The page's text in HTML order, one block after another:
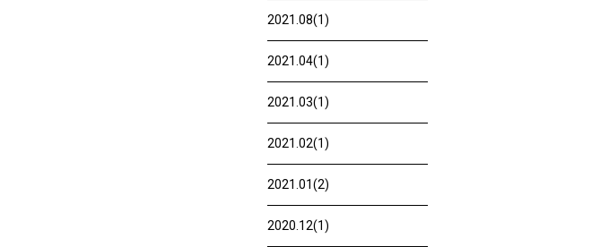
2021.08(1)
2021.04(1)
2021.03(1)
2021.02(1)
2021.01(2)
2020.12(1)